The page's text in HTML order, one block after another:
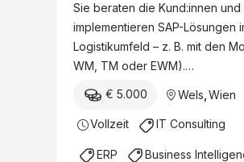
Sie beraten die Kund:innen und
implementieren SAP-Lösungen
Logistikumfeld – z. B. mit den
WM, TM oder EWM).…
€ 5.000 Wels,Wien
Vollzeit IT Consulting
ERP Business